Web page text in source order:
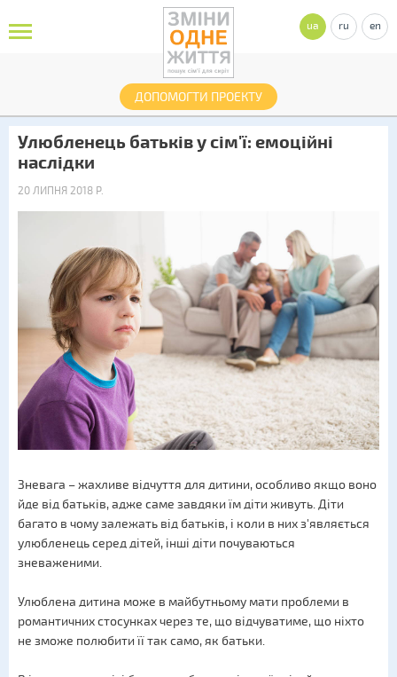
ДОПОМОГТИ ПРОЕКТУ
ua ru en
Улюбленець батьків у сім'ї: емоційні
наслідки
20 ЛИПНЯ 2018 Р.
Зневага – жахливе відчуття для дитини, особливо якщо воно
йде від батьків, адже саме завдяки їм діти живуть. Діти
багато в чому залежать від батьків, і коли в них з'являється
улюбленець серед дітей, інші діти почуваються
зневаженими.
Улюблена дитина може в майбутньому мати проблеми в
романтичних стосунках через те, що відчуватиме, що ніхто
не зможе полюбити її так само, як батьки.